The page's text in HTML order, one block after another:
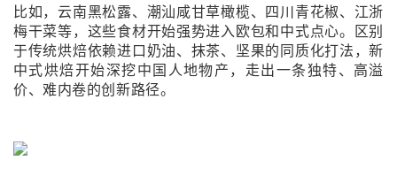
比如，云南黑松露、潮汕咸甘草橄榄、四川青花椒、江浙
梅干菜等，这些食材开始强势进入欧包和中式点心。区别
于传统烘焙依赖进口奶油、抹茶、坚果的同质化打法，新
中式烘焙开始深挖中国人地物产，走出一条独特、高溢
价、难内卷的创新路径。